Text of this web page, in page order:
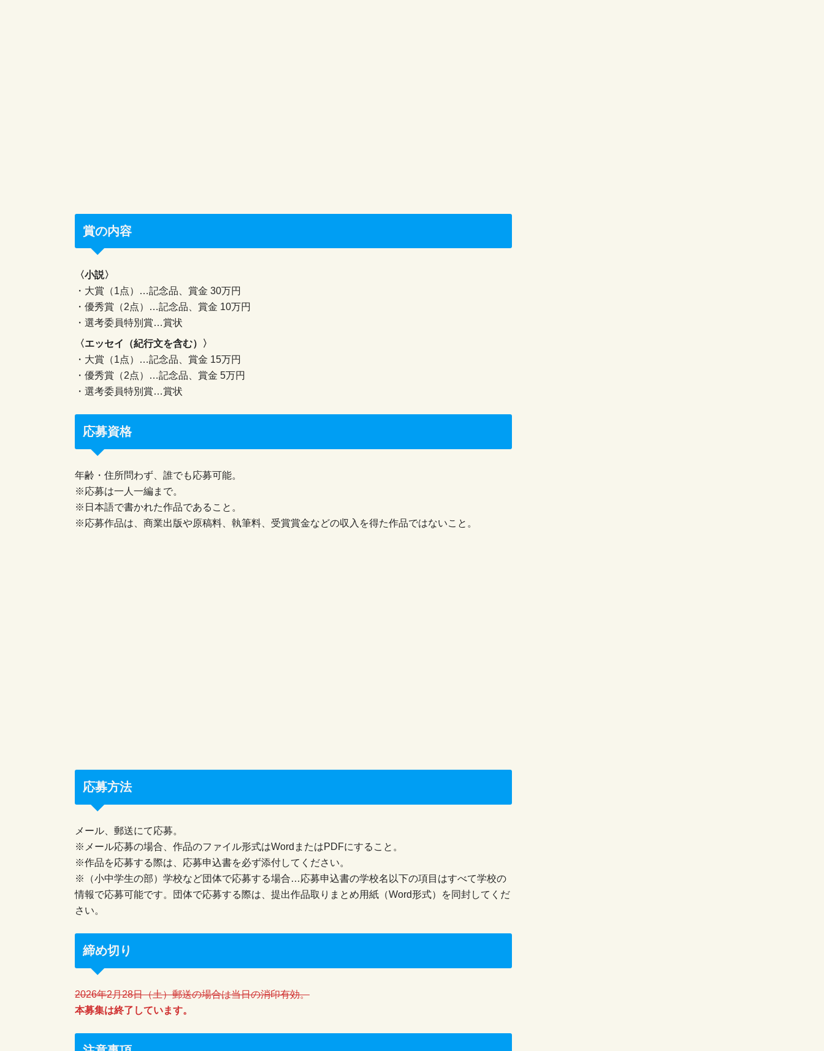
賞の内容
〈小説〉
・大賞（1点）…記念品、賞金 30万円
・優秀賞（2点）…記念品、賞金 10万円
・選考委員特別賞…賞状
〈エッセイ（紀行文を含む）〉
・大賞（1点）…記念品、賞金 15万円
・優秀賞（2点）…記念品、賞金 5万円
・選考委員特別賞…賞状
応募資格
年齢・住所問わず、誰でも応募可能。
※応募は一人一編まで。
※日本語で書かれた作品であること。
※応募作品は、商業出版や原稿料、執筆料、受賞賞金などの収入を得た作品ではないこと。
応募方法
メール、郵送にて応募。
※メール応募の場合、作品のファイル形式はWordまたはPDFにすること。
※作品を応募する際は、応募申込書を必ず添付してください。
※（小中学生の部）学校など団体で応募する場合…応募申込書の学校名以下の項目はすべて学校の
情報で応募可能です。団体で応募する際は、提出作品取りまとめ用紙（Word形式）を同封してくだ
さい。
締め切り
2026年2月28日（土）郵送の場合は当日の消印有効。
本募集は終了しています。